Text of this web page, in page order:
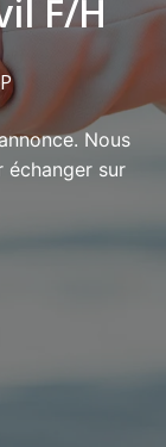
F/H
Nous
échanger sur